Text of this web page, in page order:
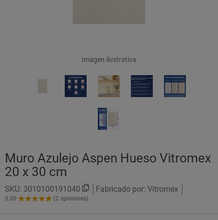
Imagen ilustrativa
Muro Azulejo Aspen Hueso Vitromex
20 x 30 cm
SKU: 3010100191040 Fabricado por: Vitromex
5.00
5.00
(2 opiniones)